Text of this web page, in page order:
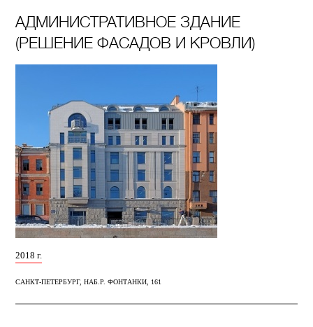
АДМИНИСТРАТИВНОЕ ЗДАНИЕ
(РЕШЕНИЕ ФАСАДОВ И КРОВЛИ)
2018 г.
САНКТ-ПЕТЕРБУРГ, НАБ.Р. ФОНТАНКИ, 161